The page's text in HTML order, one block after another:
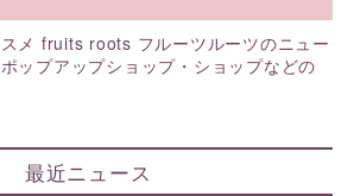
メ fruits roots フルーツルーツのニュー
ップアップショップ・ショップなどの
最近ニュース